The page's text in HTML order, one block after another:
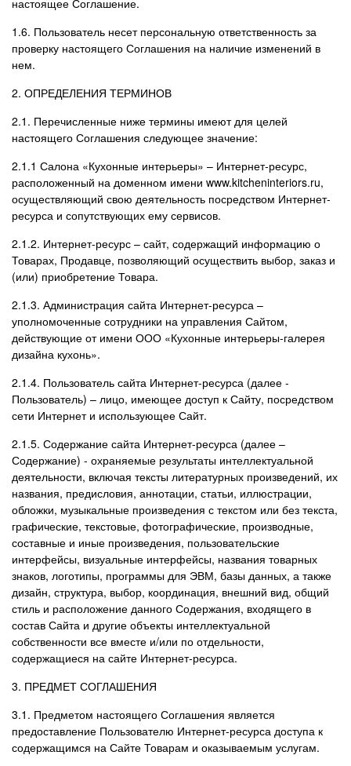
1.6. Пользователь несет персональную ответственность за
проверку настоящего Соглашения на наличие изменений в
нем.
2. ОПРЕДЕЛЕНИЯ ТЕРМИНОВ
2.1. Перечисленные ниже термины имеют для целей
настоящего Соглашения следующее значение:
2.1.1 Салона «Кухонные интерьеры» – Интернет-ресурс,
расположенный на доменном имени www.kitcheninteriors.ru,
осуществляющий свою деятельность посредством Интернет-
ресурса и сопутствующих ему сервисов.
2.1.2. Интернет-ресурс – сайт, содержащий информацию о
Товарах, Продавце, позволяющий осуществить выбор, заказ и
(или) приобретение Товара.
2.1.3. Администрация сайта Интернет-ресурса –
уполномоченные сотрудники на управления Сайтом,
действующие от имени ООО «Кухонные интерьеры-галерея
дизайна кухонь».
2.1.4. Пользователь сайта Интернет-ресурса (далее ‑
Пользователь) – лицо, имеющее доступ к Сайту, посредством
сети Интернет и использующее Сайт.
2.1.5. Содержание сайта Интернет-ресурса (далее –
Содержание) - охраняемые результаты интеллектуальной
деятельности, включая тексты литературных произведений, их
названия, предисловия, аннотации, статьи, иллюстрации,
обложки, музыкальные произведения с текстом или без текста,
графические, текстовые, фотографические, производные,
составные и иные произведения, пользовательские
интерфейсы, визуальные интерфейсы, названия товарных
знаков, логотипы, программы для ЭВМ, базы данных, а также
дизайн, структура, выбор, координация, внешний вид, общий
стиль и расположение данного Содержания, входящего в
состав Сайта и другие объекты интеллектуальной
собственности все вместе и/или по отдельности,
содержащиеся на сайте Интернет-ресурса.
3. ПРЕДМЕТ СОГЛАШЕНИЯ
3.1. Предметом настоящего Соглашения является
предоставление Пользователю Интернет-ресурса доступа к
содержащимся на Сайте Товарам и оказываемым услугам.